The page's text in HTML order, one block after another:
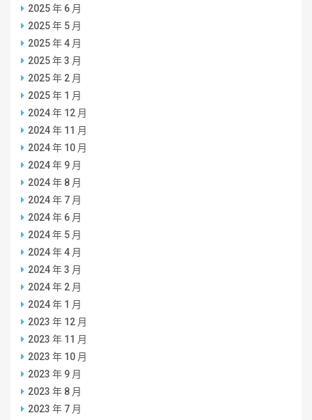
2025 年 6 月
2025 年 5 月
2025 年 4 月
2025 年 3 月
2025 年 2 月
2025 年 1 月
2024 年 12 月
2024 年 11 月
2024 年 10 月
2024 年 9 月
2024 年 8 月
2024 年 7 月
2024 年 6 月
2024 年 5 月
2024 年 4 月
2024 年 3 月
2024 年 2 月
2024 年 1 月
2023 年 12 月
2023 年 11 月
2023 年 10 月
2023 年 9 月
2023 年 8 月
2023 年 7 月